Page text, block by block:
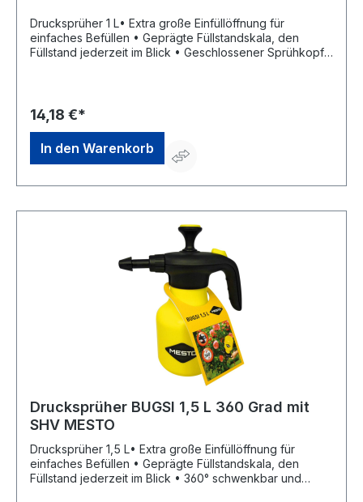
Drucksprüher 1 L• Extra große Einfüllöffnung für
einfaches Befüllen • Geprägte Füllstandskala, den
Füllstand jederzeit im Blick • Geschlossener Sprühkopf
manuelles Druckablassen bei Bedarf • Ergonomischer
Haltegriff für komfortables Arbeiten • Verstellbare Düse
von Punktstrahl bis feine gleichmäßige
ZerstäubungHersteller: MESTO Spritzenfabrik Ernst
Stockburger GmbH, Ludwigsburger Str. 71, 71691
Freiberg/Neckar, DE, +4971412720, info@mesto.de
14,18 €*
In den Warenkorb
Drucksprüher BUGSI 1,5 L 360 Grad mit
SHV MESTO
Drucksprüher 1,5 L• Extra große Einfüllöffnung für
einfaches Befüllen • Geprägte Füllstandskala, den
Füllstand jederzeit im Blick • 360° schwenkbar und